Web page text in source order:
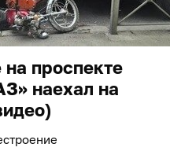
проспекте
наехал на